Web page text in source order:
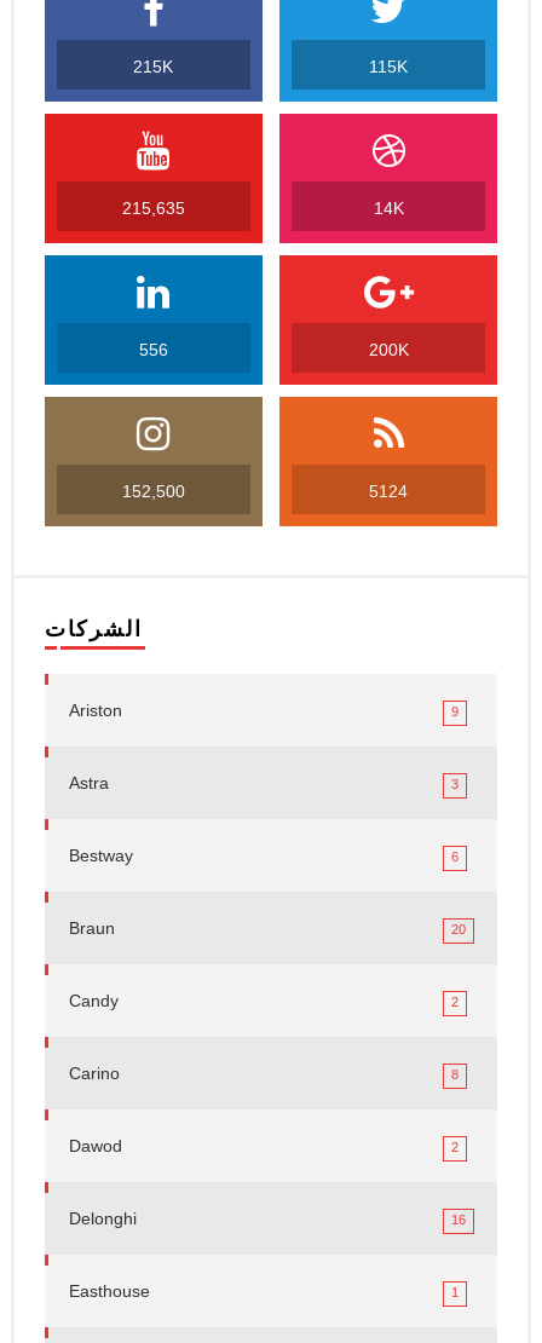
215K 115K
215,635 14K
556 200K
152,500 5124
الشركات
Ariston 9
Astra 3
Bestway 6
Braun 20
Candy 2
Carino 8
Dawod 2
Delonghi 16
Easthouse 1